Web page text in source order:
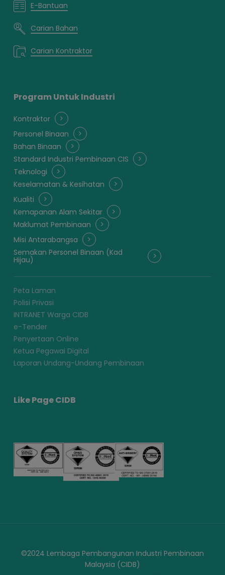
E-Bantuan
Carian Bahan
Carian Kontraktor
Program Untuk Industri
Kontraktor
Personel Binaan
Bahan Binaan
Standard Industri Pembinaan CIS
Teknologi
Keselamatan & Kesihatan
Kualiti
Kemapanan Alam Sekitar
Maklumat Pembinaan
Misi Antarabangsa
Semakan Personel Binaan (Kad
Hijau)
Peta Laman
Polisi Privasi
INTRANET Warga CIDB
e-Tender
Penyertaan Online
Ketua Pegawai Digital
Laporan Undang-Undang Pembinaan
Like Page CIDB
©2024 Lembaga Pembangunan Industri Pembinaan
Malaysia (CIDB)